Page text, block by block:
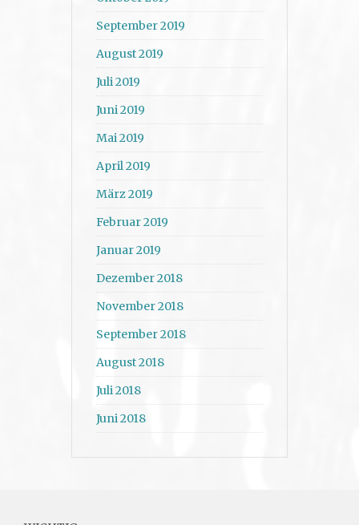
September 2019
August 2019
Juli 2019
Juni 2019
Mai 2019
April 2019
März 2019
Februar 2019
Januar 2019
Dezember 2018
November 2018
September 2018
August 2018
Juli 2018
Juni 2018